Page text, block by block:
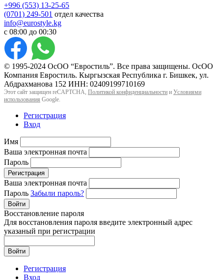
+996 (553) 13-25-65
(0701) 249-501 отдел качества
info@eurostyle.kg
с 08:00 до 00:30
© 1995-2024 ОсОО “Евростиль”. Все права защищены. ОсОО
Компания Евростиль. Кыргызская Республика г. Бишкек, ул.
Абдрахманова 152 ИНН: 02409199710169
Этот сайт защищен reCAPTCHA, Политикой конфиденциальности и Условиями
использования Google.
Регистрация
Вход
Имя
Ваша электронная почта
Пароль
Регистрация
Ваша электронная почта
Пароль Забыли пароль?
Войти
Восстановление пароля
Для восстановления пароля введите электронный адрес
указаный при регистрации
Войти
Регистрация
Вход